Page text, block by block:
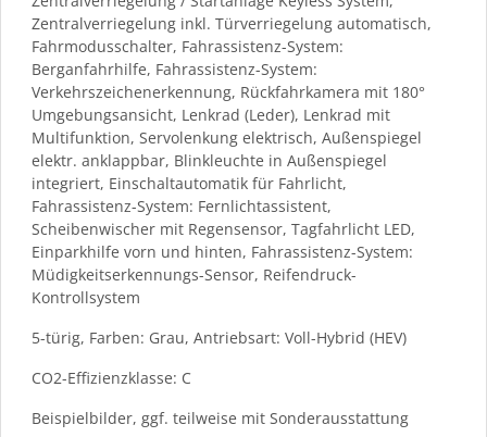
Zentralverriegelung inkl. Türverriegelung automatisch,
Fahrmodusschalter, Fahrassistenz-System:
Berganfahrhilfe, Fahrassistenz-System:
Verkehrszeichenerkennung, Rückfahrkamera mit 180°
Umgebungsansicht, Lenkrad (Leder), Lenkrad mit
Multifunktion, Servolenkung elektrisch, Außenspiegel
elektr. anklappbar, Blinkleuchte in Außenspiegel
integriert, Einschaltautomatik für Fahrlicht,
Fahrassistenz-System: Fernlichtassistent,
Scheibenwischer mit Regensensor, Tagfahrlicht LED,
Einparkhilfe vorn und hinten, Fahrassistenz-System:
Müdigkeitserkennungs-Sensor, Reifendruck-
Kontrollsystem
5-türig, Farben: Grau, Antriebsart: Voll-Hybrid (HEV)
CO2-Effizienzklasse: C
Beispielbilder, ggf. teilweise mit Sonderausstattung